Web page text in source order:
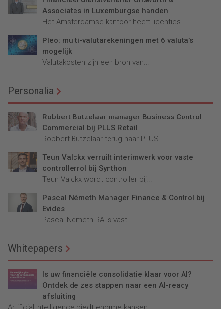
Associates in Luxemburgse handen
Het Amsterdamse kantoor heeft licenties...
Pleo: multi-valutarekeningen met 6 valuta’s
mogelijk
Valutakosten zijn een bron van...
Personalia
Robbert Butzelaar manager Business Control
Commercial bij PLUS Retail
Robbert Butzelaar terug naar PLUS...
Teun Valckx verruilt interimwerk voor vaste
controllerrol bij Synthon
Teun Valckx wordt controller bij...
Pascal Németh Manager Finance & Control bij
Evides
Pascal Németh RA is vast...
Whitepapers
Is uw financiële consolidatie klaar voor AI?
Ontdek de zes stappen naar een AI-ready
afsluiting
Artificial Intelligence biedt enorme kansen...